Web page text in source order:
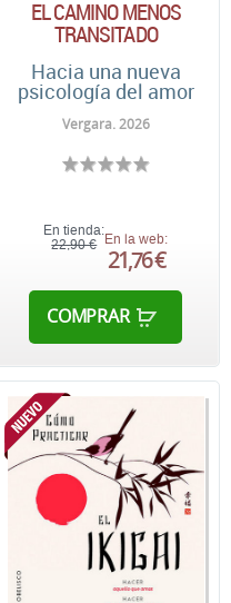
EL CAMINO MENOS
TRANSITADO
Hacia una nueva
psicología del amor
Vergara. 2026
En tienda:
22,90 €
En la web:
21,76 €
COMPRAR